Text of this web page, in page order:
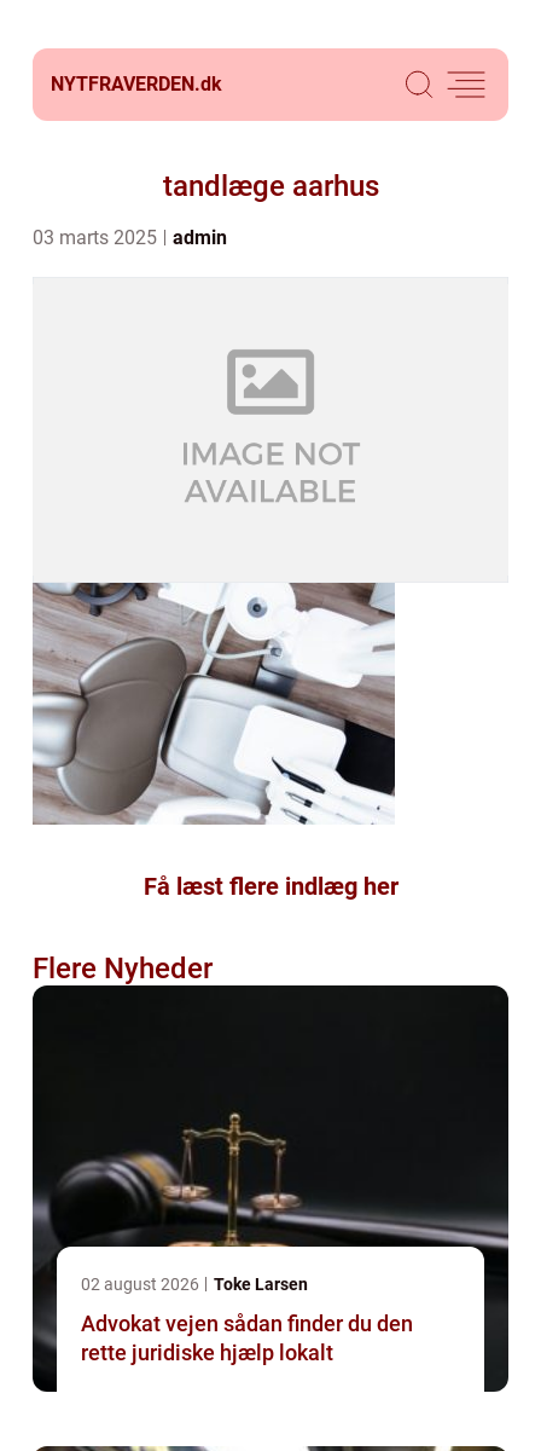
NYTFRAVERDEN.dk
tandlæge aarhus
03 marts 2025 admin
Få læst flere indlæg her
Flere Nyheder
02 august 2026 Toke Larsen
Advokat vejen sådan finder du den
rette juridiske hjælp lokalt